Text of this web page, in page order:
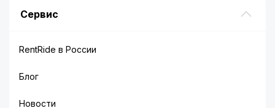
Сервис
RentRide в России
Блог
Новости